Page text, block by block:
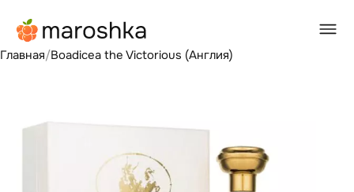
Главная/Boadicea the Victorious (Англия)